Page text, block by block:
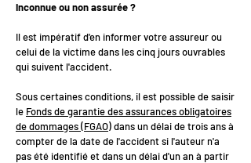
inconnue ou non assurée ?
Il est impératif d'en informer votre assureur ou
celui de la victime dans les cinq jours ouvrables
qui suivent l'accident.
Sous certaines conditions, il est possible de saisir
le Fonds de garantie des assurances obligatoires
de dommages (FGAO)dans un délai de trois ans à
compter de la date de l'accident si l'auteur n'a
pas été identifié et dans un délai d'un an à partir